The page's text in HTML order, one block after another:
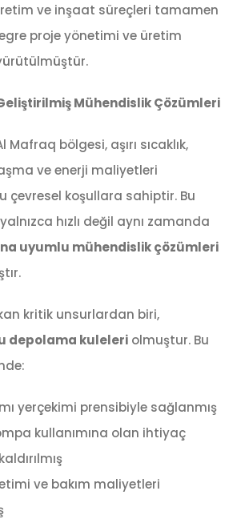
ve inşaat süreçleri tamamen
proje yönetimi ve üretim
Mühendislik Çözümleri
Mafraq bölgesi, aşırı sıcaklık,
ve enerji maliyetleri
çevresel koşullara sahiptir. Bu
hızlı değil aynı zamanda
uyumlu mühendislik çözümleri
kritik unsurlardan biri,
depolama kuleleriolmuştur. Bu
yerçekimi prensibiyle sağlanmış
kullanımına olan ihtiyaç
ve bakım maliyetleri